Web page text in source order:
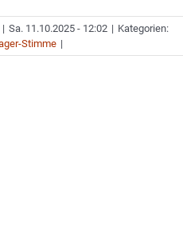
| Sa. 11.10.2025 - 12:02 | Kategorien:
Stimme |